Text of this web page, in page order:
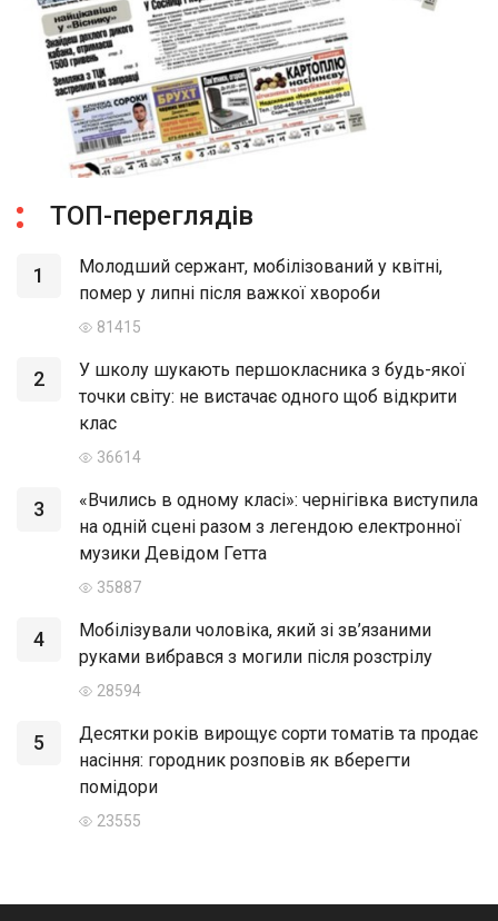
ТОП-переглядів
1
Молодший сержант, мобілізований у квітні,
помер у липні після важкої хвороби
81415
2
У школу шукають першокласника з будь-якої
точки світу: не вистачає одного щоб відкрити
клас
36614
3
«Вчились в одному класі»: чернігівка виступила
на одній сцені разом з легендою електронної
музики Девідом Гетта
35887
4
Мобілізували чоловіка, який зі зв’язаними
руками вибрався з могили після розстрілу
28594
5
Десятки років вирощує сорти томатів та продає
насіння: городник розповів як вберегти
помідори
23555